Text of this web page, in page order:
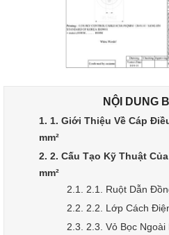
NỘI DUNG
1. 1. Giới Thiệu Về Cáp
mm²
2. 2. Cấu Tạo Kỹ Thuật
mm²
2.1. 2.1. Ruột Dẫn
2.2. 2.2. Lớp Cách
2.3. 2.3. Vỏ Bọc Ngoài